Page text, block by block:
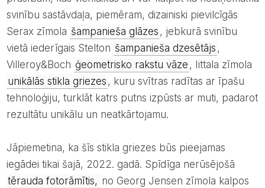
svinību sastāvdaļa, piemēram, dizainiski pievilcīgās
Serax zīmola šampanieša glāzes , jebkurā svinību
vietā iederīgais Stelton šampanieša dzesētājs ,
Villeroy&Boch ģeometrisko rakstu vāze , Iittala zīmola
unikālās stikla griezes , kuru svītras radītas ar īpašu
tehnoloģiju, turklāt katrs putns izpūsts ar muti, padarot
rezultātu unikālu un neatkārtojamu.
Jāpiemetina, ka šīs stikla griezes būs pieejamas
iegādei tikai šajā, 2022. gadā. Spīdīga nerūsējošā
tērauda fotorāmītis, no Georg Jensen zīmola kalpos